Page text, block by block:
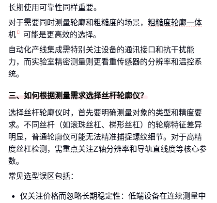
长期使用可靠性同样重要。
对于需要同时测量轮廓和粗糙度的场景， 粗糙度轮廓一体
机
可能是更高效的选择。
自动化产线集成需特别关注设备的通讯接口和抗干扰能
力，而实验室精密测量则更看重传感器的分辨率和温控系
统。
三、如何根据测量需求选择丝杆轮廓仪？
选择丝杆轮廓仪时，首先要明确测量对象的类型和精度要
求。不同丝杆（如滚珠丝杠、梯形丝杠）的轮廓特征差异
明显，普通轮廓仪可能无法精准捕捉螺纹细节。对于高精
度丝杠检测，需重点关注Z轴分辨率和导轨直线度等核心参
数。
常见选型误区包括：
仅关注价格而忽略长期稳定性：低端设备在连续测量中